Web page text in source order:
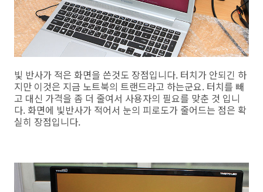
빛 반사가 적은 화면을 쓴것도 장점입니다. 터치가 안되긴 하
지만 이것은 지금 노트북의 트랜드라고 하는군요. 터치를 빼
고 대신 가격을 좀 더 줄여서 사용자의 필요를 맞춘 것 입니
다. 화면에 빛반사가 적어서 눈의 피로도가 줄어드는 점은 확
실히 장점입니다.